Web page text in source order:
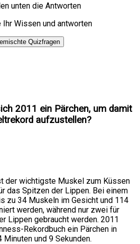
unten die Antworten
Ihr Wissen und antworten
Quizfragen
2011 ein Pärchen, um damit
aufzustellen?
der wichtigste Muskel zum Küssen
das Spitzen der Lippen. Bei einem
zu 34 Muskeln im Gesicht und 114
werden, während nur zwei für
Lippen gebraucht werden. 2011
Rekordbuch ein Pärchen in
Minuten und 9 Sekunden.